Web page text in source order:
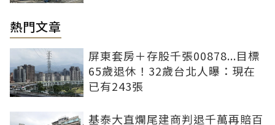
熱門文章
屏東套房＋存股千張00878...目標
65歲退休！32歲台北人曝：現在
已有243張
基泰大直爛尾建商判退千萬再賠百